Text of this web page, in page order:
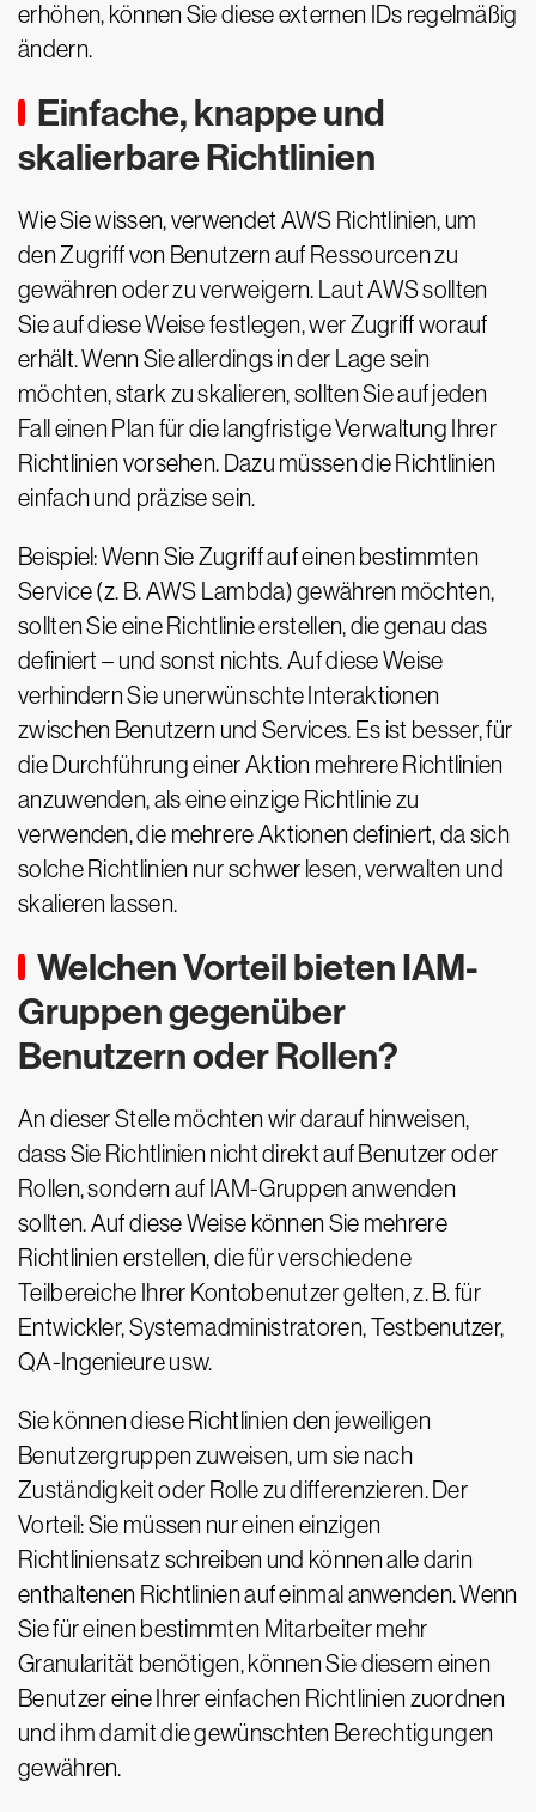
erhöhen, können Sie diese externen IDs regelmäßig
ändern.
Einfache, knappe und
skalierbare Richtlinien
Wie Sie wissen, verwendet AWS Richtlinien, um
den Zugriff von Benutzern auf Ressourcen zu
gewähren oder zu verweigern. Laut AWS sollten
Sie auf diese Weise festlegen, wer Zugriff worauf
erhält. Wenn Sie allerdings in der Lage sein
möchten, stark zu skalieren, sollten Sie auf jeden
Fall einen Plan für die langfristige Verwaltung Ihrer
Richtlinien vorsehen. Dazu müssen die Richtlinien
einfach und präzise sein.
Beispiel: Wenn Sie Zugriff auf einen bestimmten
Service (z. B. AWS Lambda) gewähren möchten,
sollten Sie eine Richtlinie erstellen, die genau das
definiert – und sonst nichts. Auf diese Weise
verhindern Sie unerwünschte Interaktionen
zwischen Benutzern und Services. Es ist besser, für
die Durchführung einer Aktion mehrere Richtlinien
anzuwenden, als eine einzige Richtlinie zu
verwenden, die mehrere Aktionen definiert, da sich
solche Richtlinien nur schwer lesen, verwalten und
skalieren lassen.
Welchen Vorteil bieten IAM-
Gruppen gegenüber
Benutzern oder Rollen?
An dieser Stelle möchten wir darauf hinweisen,
dass Sie Richtlinien nicht direkt auf Benutzer oder
Rollen, sondern auf IAM-Gruppen anwenden
sollten. Auf diese Weise können Sie mehrere
Richtlinien erstellen, die für verschiedene
Teilbereiche Ihrer Kontobenutzer gelten, z. B. für
Entwickler, Systemadministratoren, Testbenutzer,
QA-Ingenieure usw.
Sie können diese Richtlinien den jeweiligen
Benutzergruppen zuweisen, um sie nach
Zuständigkeit oder Rolle zu differenzieren. Der
Vorteil: Sie müssen nur einen einzigen
Richtliniensatz schreiben und können alle darin
enthaltenen Richtlinien auf einmal anwenden. Wenn
Sie für einen bestimmten Mitarbeiter mehr
Granularität benötigen, können Sie diesem einen
Benutzer eine Ihrer einfachen Richtlinien zuordnen
und ihm damit die gewünschten Berechtigungen
gewähren.